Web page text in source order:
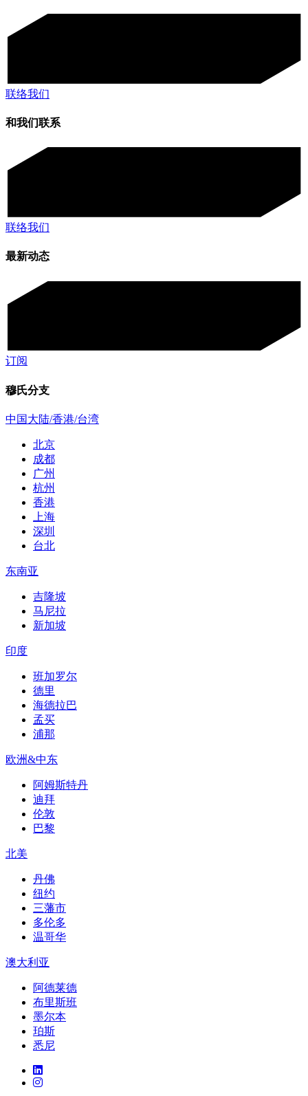
联络我们
和我们联系
联络我们
最新动态
订阅
穆氏分支
中国大陆/香港/台湾
北京
成都
广州
杭州
香港
上海
深圳
台北
东南亚
吉隆坡
马尼拉
新加坡
印度
班加罗尔
德里
海德拉巴
孟买
浦那
欧洲&中东
阿姆斯特丹
迪拜
伦敦
巴黎
北美
丹佛
纽约
三藩市
多伦多
温哥华
澳大利亚
阿德莱德
布里斯班
墨尔本
珀斯
悉尼